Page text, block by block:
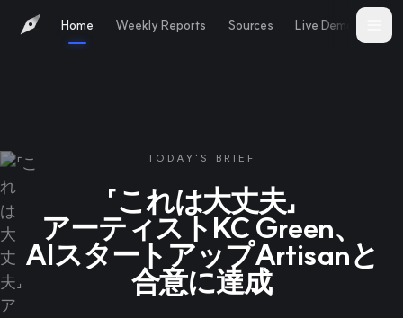
Home Weekly Reports Sources Live Demo
TODAY'S BRIEF
「これは大丈夫」
アーティストKC Green、
AIスタートアップArtisanと
合意に達成